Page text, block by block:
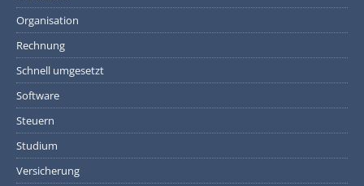
Organisation
Rechnung
Schnell umgesetzt
Software
Steuern
Studium
Versicherung